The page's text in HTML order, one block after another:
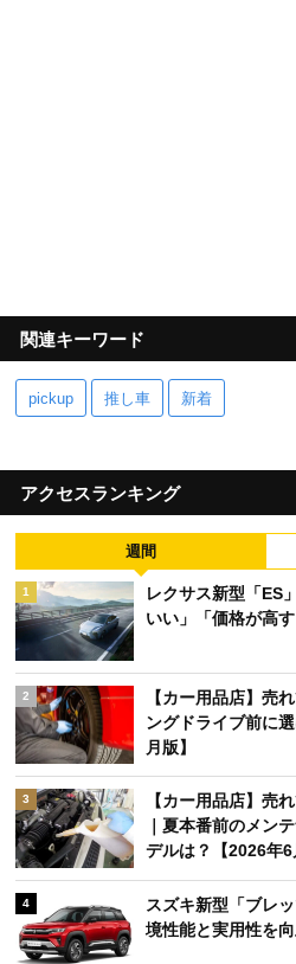
関連キーワード
pickup 推し車 新着
アクセスランキング
週間
1
レクサス新型「ES
いい」「価格が高
2
【カー用品店】売
ングドライブ前に
月版】
3
【カー用品店】売
｜夏本番前のメン
デルは？【2026年6
4
スズキ新型「ブレ
境性能と実用性を